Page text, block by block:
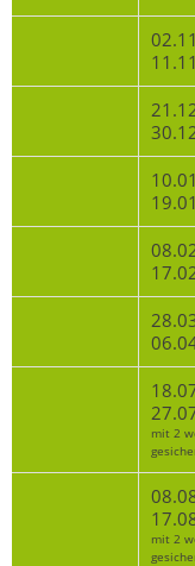
mit 2
mit 2